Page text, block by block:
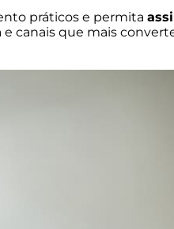
práticos e permita
canais que mais